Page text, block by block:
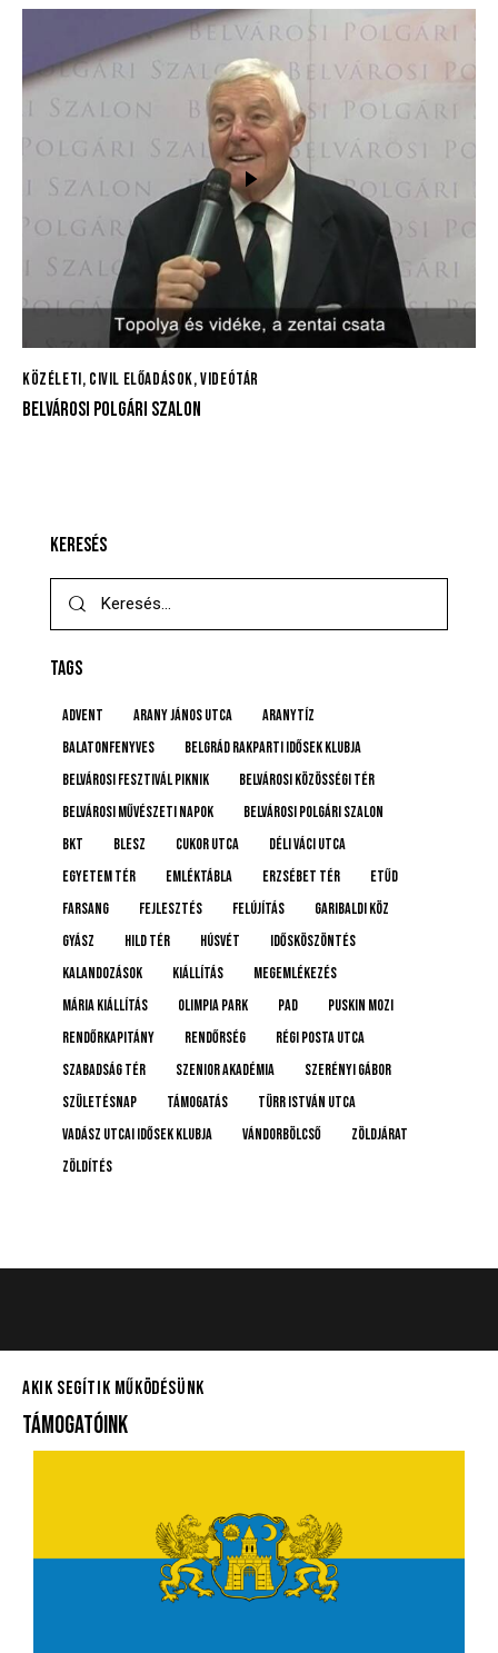
KÖZÉLETI, CIVIL ELŐADÁSOK,VIDEÓTÁR
BELVÁROSI POLGÁRI SZALON
KERESÉS
TAGS
advent Arany János utca
Aranytíz
Balatonfenyves
Belgrád Rakparti Idősek Klubja
Belvárosi Fesztivál Piknik
Belvárosi Közösségi Tér
Belvárosi Művészeti Napok
Belvárosi Polgári Szalon
BKT
BLESZ Cukor utca
Déli Váci utca
Egyetem tér
emléktábla Erzsébet tér
etűd
farsang
fejlesztés felújítás
Garibaldi köz
gyász
Hild tér húsvét
idősköszöntés
Kalandozások
kiállítás
megemlékezés
Mária kiállítás
Olimpia Park pad
Puskin mozi
rendőrkapitány
rendőrség
Régi posta utca
Szabadság tér
Szenior Akadémia
Szerényi Gábor
születésnap
támogatás
Türr István utca
Vadász Utcai Idősek Klubja
Vándorbölcső
Zöldjárat
Zöldítés
AKIK SEGÍTIK MŰKÖDÉSÜNK
TÁMOGATÓINK